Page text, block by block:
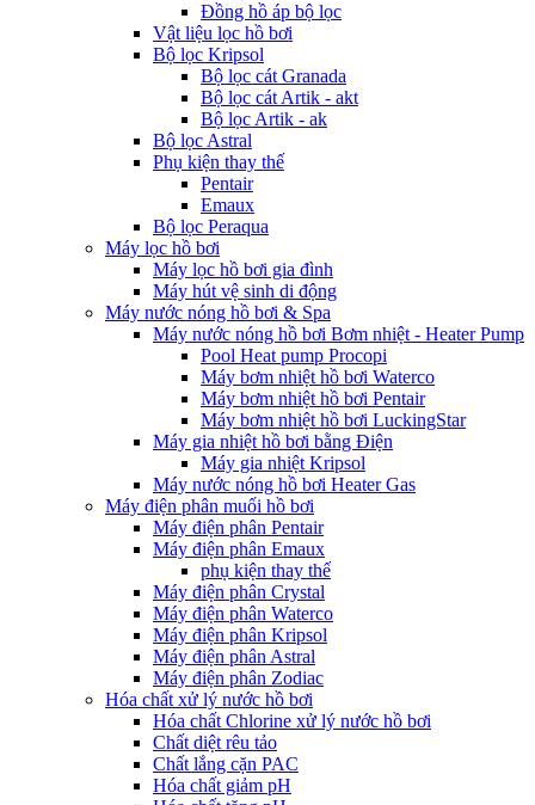
Đồng hồ áp bộ lọc
Vật liệu lọc hồ bơi
Bộ lọc Kripsol
Bộ lọc cát Granada
Bộ lọc cát Artik - akt
Bộ lọc Artik - ak
Bộ lọc Astral
Phụ kiện thay thế
Pentair
Emaux
Bộ lọc Peraqua
Máy lọc hồ bơi
Máy lọc hồ bơi gia đình
Máy hút vệ sinh di động
Máy nước nóng hồ bơi & Spa
Máy nước nóng hồ bơi Bơm nhiệt - Heater Pump
Pool Heat pump Procopi
Máy bơm nhiệt hồ bơi Waterco
Máy bơm nhiệt hồ bơi Pentair
Máy bơm nhiệt hồ bơi LuckingStar
Máy gia nhiệt hồ bơi bằng Điện
Máy gia nhiệt Kripsol
Máy nước nóng hồ bơi Heater Gas
Máy điện phân muối hồ bơi
Máy điện phân Pentair
Máy điện phân Emaux
phụ kiện thay thế
Máy điện phân Crystal
Máy điện phân Waterco
Máy điện phân Kripsol
Máy điện phân Astral
Máy điện phân Zodiac
Hóa chất xử lý nước hồ bơi
Hóa chất Chlorine xử lý nước hồ bơi
Chất diệt rêu tảo
Chất lắng cặn PAC
Hóa chất giảm pH